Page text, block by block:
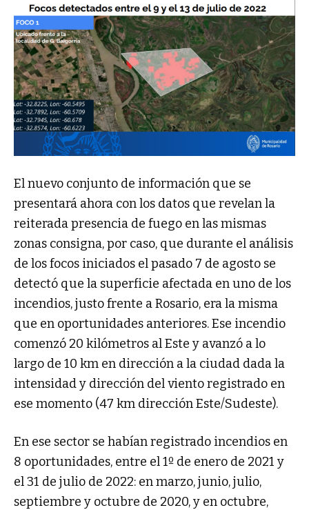
El nuevo conjunto de información que se
presentará ahora con los datos que revelan la
reiterada presencia de fuego en las mismas
zonas consigna, por caso, que durante el análisis
de los focos iniciados el pasado 7 de agosto se
detectó que la superficie afectada en uno de los
incendios, justo frente a Rosario, era la misma
que en oportunidades anteriores. Ese incendio
comenzó 20 kilómetros al Este y avanzó a lo
largo de 10 km en dirección a la ciudad dada la
intensidad y dirección del viento registrado en
ese momento (47 km dirección Este/Sudeste).
En ese sector se habían registrado incendios en
8 oportunidades, entre el 1º de enero de 2021 y
el 31 de julio de 2022: en marzo, junio, julio,
septiembre y octubre de 2020, y en octubre,